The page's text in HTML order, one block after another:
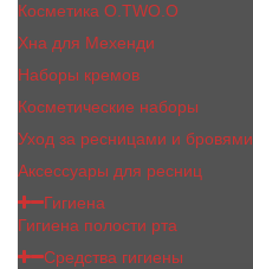
Косметика O.TWO.O
Хна для Мехенди
Наборы кремов
Косметические наборы
Уход за ресницами и бровями
Аксессуары для ресниц
Гигиена
Гигиена полости рта
Средства гигиены